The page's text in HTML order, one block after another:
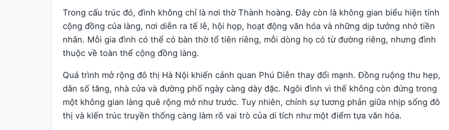
Trong cấu trúc đó, đình không chỉ là nơi thờ Thành hoàng. Đây còn là không gian biểu hiện tính
cộng đồng của làng, nơi diễn ra tế lễ, hội họp, hoạt động văn hóa và những dịp tưởng nhớ tiền
nhân. Mỗi gia đình có thể có bàn thờ tổ tiên riêng, mỗi dòng họ có từ đường riêng, nhưng đình
thuộc về toàn thể cộng đồng làng.
Quá trình mở rộng đô thị Hà Nội khiến cảnh quan Phú Diễn thay đổi mạnh. Đồng ruộng thu hẹp,
dân số tăng, nhà cửa và đường phố ngày càng dày đặc. Ngôi đình vì thế không còn đứng trong
một không gian làng quê rộng mở như trước. Tuy nhiên, chính sự tương phản giữa nhịp sống đô
thị và kiến trúc truyền thống càng làm rõ vai trò của di tích như một điểm tựa văn hóa.